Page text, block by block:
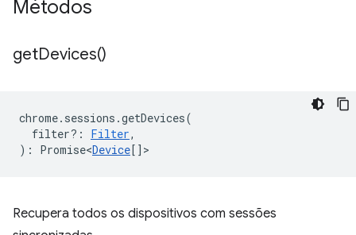
Métodos
getDevices()
chrome. sessions .getDevices(
filter? : Filter,
) : Promise<Device[] >
Recupera todos os dispositivos com sessões